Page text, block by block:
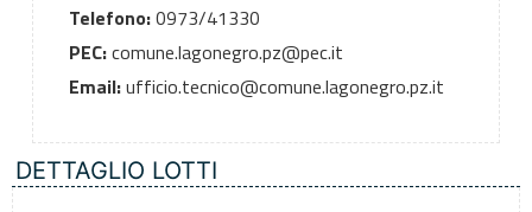
Telefono:0973/41330
PEC:comune.lagonegro.pz@pec.it
Email:ufficio.tecnico@comune.lagonegro.pz.it
DETTAGLIO LOTTI